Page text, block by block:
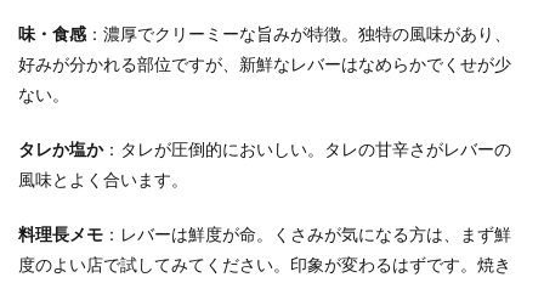
味・食感 ：濃厚でクリーミーな旨みが特徴。独特の風味があり、
好みが分かれる部位ですが、新鮮なレバーはなめらかでくせが少
ない。
タレか塩か：タレが圧倒的においしい。タレの甘辛さがレバーの
風味とよく合います。
料理長メモ ：レバーは鮮度が命。くさみが気になる方は、まず鮮
度のよい店で試してみてください。印象が変わるはずです。焼き